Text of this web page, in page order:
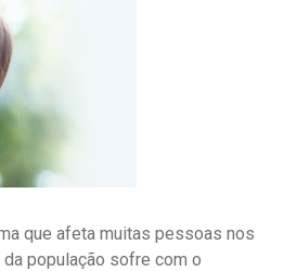
que afeta muitas pessoas nos
população sofre com o